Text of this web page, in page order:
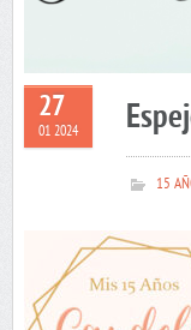
27
01 2024
15